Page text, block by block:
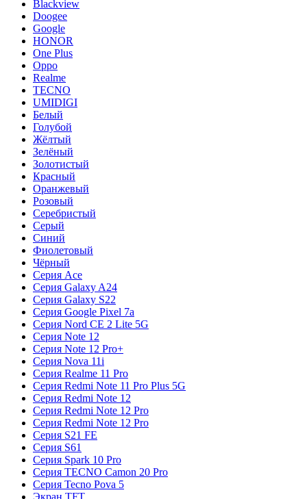
Blackview
Doogee
Google
HONOR
One Plus
Oppo
Realme
TECNO
UMIDIGI
Белый
Голубой
Жёлтый
Зелёный
Золотистый
Красный
Оранжевый
Розовый
Серебристый
Серый
Синий
Фиолетовый
Чёрный
Серия Ace
Серия Galaxy A24
Серия Galaxy S22
Серия Google Pixel 7a
Серия Nord CE 2 Lite 5G
Серия Note 12
Серия Note 12 Pro+
Серия Nova 11i
Серия Realme 11 Pro
Серия Redmi Note 11 Pro Plus 5G
Серия Redmi Note 12
Серия Redmi Note 12 Pro
Серия Redmi Note 12 Pro
Серия S21 FE
Серия S61
Серия Spark 10 Pro
Серия TECNO Camon 20 Pro
Серия Tecno Pova 5
Экран TFT